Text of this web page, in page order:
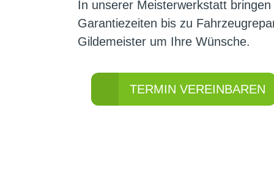
In unserer Meisterwerkstatt
Garantiezeiten bis zu
Gildemeister um Ihre Wünsche.
TERMIN VEREINBAREN